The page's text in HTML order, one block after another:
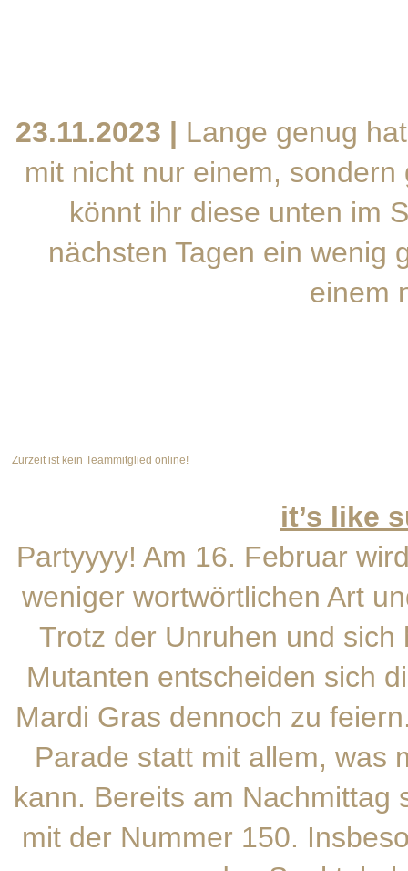
23.11.2023 | Lange genug
mit nicht nur einem,
könnt ihr diese unten im
nächsten Tagen ein wenig
einem
Zurzeit ist kein Teammitglied online!
it’s like
Partyyyy! Am 16. Februar
weniger wortwörtlichen Art
Trotz der Unruhen und
Mutanten entscheiden sich
Mardi Gras dennoch zu
Parade statt mit allem, was
kann. Bereits am
mit der Nummer 150.